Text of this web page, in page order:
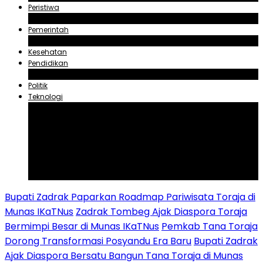
Peristiwa
Pemerintah
Kesehatan
Pendidikan
Politik
Teknologi
Bupati Zadrak Paparkan Roadmap Pariwisata Toraja di
Munas IKaTNus Zadrak Tombeg Ajak Diaspora Toraja
Bermimpi Besar di Munas IKaTNus Pemkab Tana Toraja
Dorong Transformasi Posyandu Era Baru Bupati Zadrak
Ajak Diaspora Bersatu Bangun Tana Toraja di Munas